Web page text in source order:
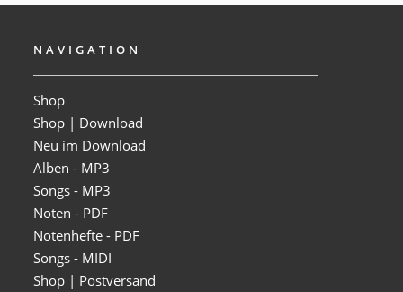
NAVIGATION
Shop
Shop | Download
Neu im Download
Alben - MP3
Songs - MP3
Noten - PDF
Notenhefte - PDF
Songs - MIDI
Shop | Postversand